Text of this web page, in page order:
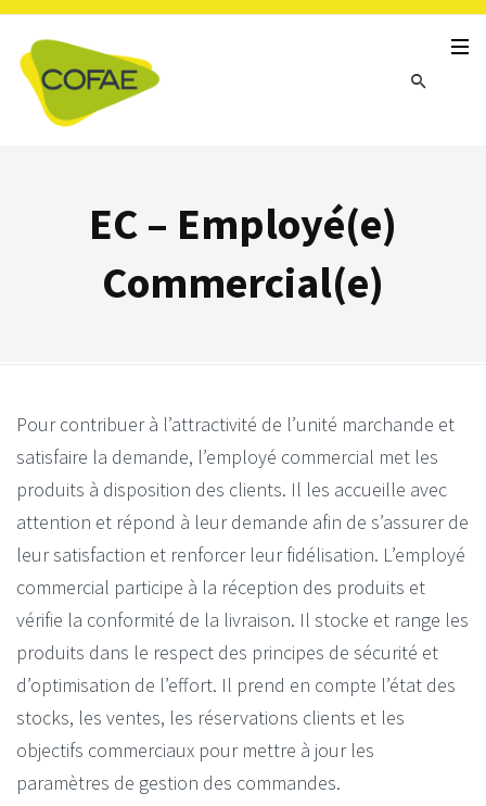
EC – Employé(e)
Commercial(e)
Pour contribuer à l’attractivité de l’unité marchande et
satisfaire la demande, l’employé commercial met les
produits à disposition des clients. Il les accueille avec
attention et répond à leur demande afin de s’assurer de
leur satisfaction et renforcer leur fidélisation. L’employé
commercial participe à la réception des produits et
vérifie la conformité de la livraison. Il stocke et range les
produits dans le respect des principes de sécurité et
d’optimisation de l’effort. Il prend en compte l’état des
stocks, les ventes, les réservations clients et les
objectifs commerciaux pour mettre à jour les
paramètres de gestion des commandes.